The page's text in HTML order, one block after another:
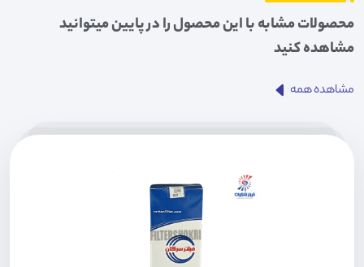
محصولات مشابه با این محصول را در پایین میتوانید
مشاهده کنید
مشاهده همه